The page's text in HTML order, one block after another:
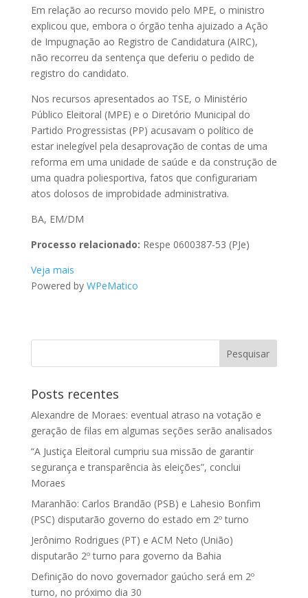
Em relação ao recurso movido pelo MPE, o ministro
explicou que, embora o órgão tenha ajuizado a Ação
de Impugnação ao Registro de Candidatura (AIRC),
não recorreu da sentença que deferiu o pedido de
registro do candidato.
Nos recursos apresentados ao TSE, o Ministério
Público Eleitoral (MPE) e o Diretório Municipal do
Partido Progressistas (PP) acusavam o político de
estar inelegível pela desaprovação de contas de uma
reforma em uma unidade de saúde e da construção de
uma quadra poliesportiva, fatos que configurariam
atos dolosos de improbidade administrativa.
BA, EM/DM
Processo relacionado: Respe 0600387-53 (PJe)
Veja mais
Powered by WPeMatico
Posts recentes
Alexandre de Moraes: eventual atraso na votação e
geração de filas em algumas seções serão analisados
“A Justiça Eleitoral cumpriu sua missão de garantir
segurança e transparência às eleições”, conclui
Moraes
Maranhão: Carlos Brandão (PSB) e Lahesio Bonfim
(PSC) disputarão governo do estado em 2º turno
Jerônimo Rodrigues (PT) e ACM Neto (União)
disputarão 2º turno para governo da Bahia
Definição do novo governador gaúcho será em 2º
turno, no próximo dia 30